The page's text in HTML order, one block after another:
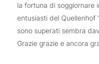
la fortuna di soggiornare
entusiasti del Quellenhof
sono superati sembra
Grazie grazie e ancora